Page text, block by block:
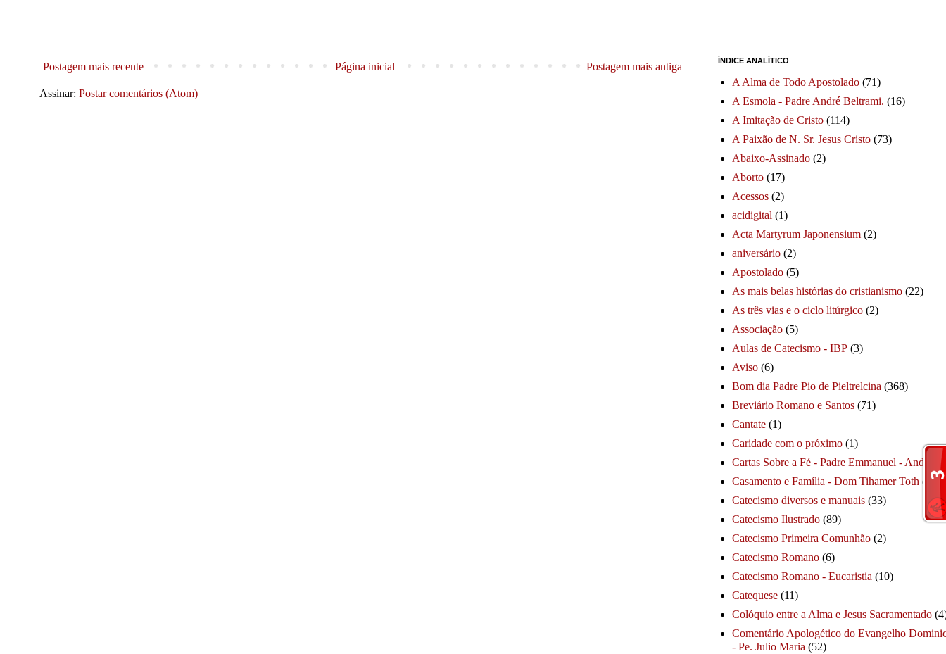
Postagem mais recente Postagem mais antiga
Página inicial
Assinar: Postar comentários (Atom)
ÍNDICE ANALÍTICO
A Alma de Todo Apostolado (71)
A Esmola - Padre André Beltrami. (16)
A Imitação de Cristo (114)
A Paixão de N. Sr. Jesus Cristo (73)
Abaixo-Assinado (2)
Aborto (17)
Acessos (2)
acidigital (1)
Acta Martyrum Japonensium (2)
aniversário (2)
Apostolado (5)
As mais belas histórias do cristianismo (22)
As três vias e o ciclo litúrgico (2)
Associação (5)
Aulas de Catecismo - IBP (3)
Aviso (6)
Bom dia Padre Pio de Pieltrelcina (368)
Breviário Romano e Santos (71)
Cantate (1)
Caridade com o próximo (1)
Cartas Sobre a Fé - Padre Emmanuel - André
Casamento e Família - Dom Tihamer Toth (115)
Catecismo diversos e manuais (33)
Catecismo Ilustrado (89)
Catecismo Primeira Comunhão (2)
Catecismo Romano (6)
Catecismo Romano - Eucaristia (10)
Catequese (11)
Colóquio entre a Alma e Jesus Sacramentado
Comentário Apologético do Evangelho
- Pe. Julio Maria (52)